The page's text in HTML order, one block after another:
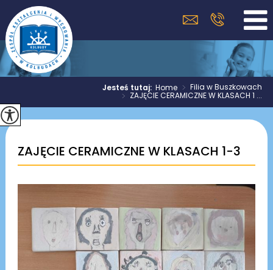
Jesteś tutaj:Home > Filia w Buszkowach
> ZAJĘCIE CERAMICZNE W KLASACH 1 ...
ZAJĘCIE CERAMICZNE W KLASACH 1-3